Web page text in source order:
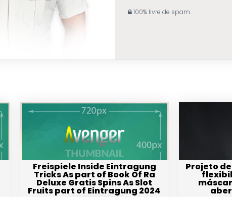
100% livre de spam.
Freispiele Inside Eintragung
Tricks As part of Book Of Ra
Deluxe Gratis Spins As Slot
Fruits part of Eintragung 2024
Projeto